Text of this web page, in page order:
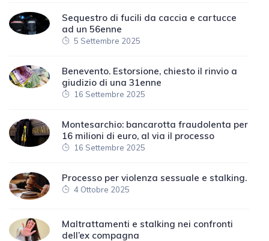
Sequestro di fucili da caccia e cartucce
ad un 56enne
5 Settembre 2025
Benevento. Estorsione, chiesto il rinvio a
giudizio di una 31enne
16 Settembre 2025
Montesarchio: bancarotta fraudolenta per
16 milioni di euro, al via il processo
16 Settembre 2025
Processo per violenza sessuale e stalking.
4 Ottobre 2025
Maltrattamenti e stalking nei confronti
dell’ex compagna